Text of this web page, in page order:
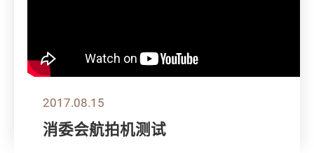
2017.08.15
消委会航拍机测试